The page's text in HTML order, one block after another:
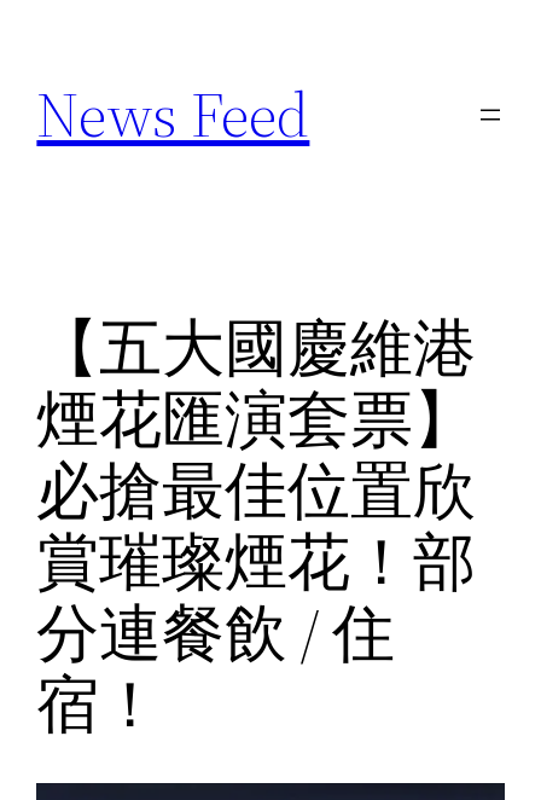
content
News Feed
【五大國慶​​維港
煙花匯演套票】
必搶最佳位置欣
賞璀璨煙花！部
分連餐飲 / 住
宿！